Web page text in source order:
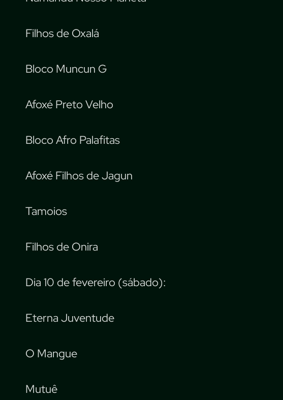
Filhos de Oxalá
Bloco Muncun G
Afoxé Preto Velho
Bloco Afro Palafitas
Afoxé Filhos de Jagun
Tamoios
Filhos de Onira
Dia 10 de fevereiro (sábado):
Eterna Juventude
O Mangue
Mutuê